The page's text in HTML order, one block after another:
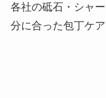
各社の砥石・シャ
分に合った包丁ケ